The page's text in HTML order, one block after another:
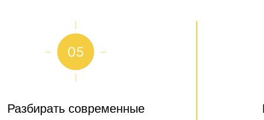
Разбирать современные